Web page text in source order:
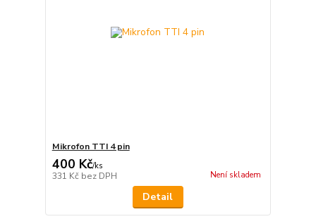
Mikrofon TTI 4 pin
400 Kč/ks
331 Kč bez DPH Není skladem
Detail